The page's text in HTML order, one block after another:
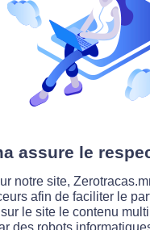
assure le
notre site,
afin de faciliter le
le site le contenu
des robots